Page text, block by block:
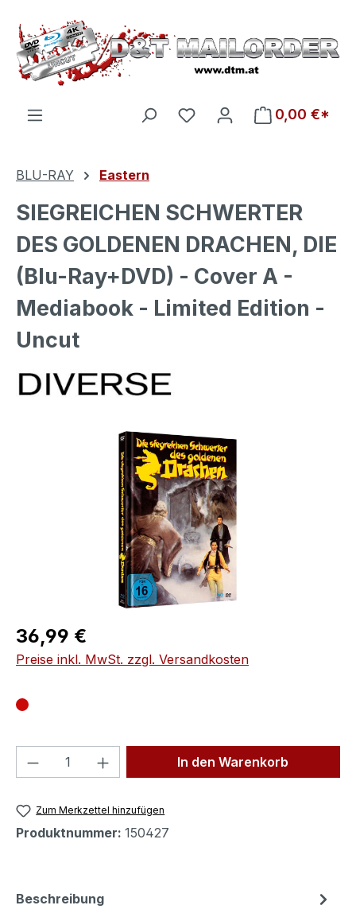
Zum Hauptinhalt springen
Du hast 0 Produkte auf
0,00 €*
BLU-RAY Eastern
SIEGREICHEN SCHWERTER
DES GOLDENEN DRACHEN, DIE
(Blu-Ray+DVD) - Cover A -
Mediabook - Limited Edition -
Uncut
Bildergalerie überspringen
Regulärer Preis:
36,99 €
Preise inkl. MwSt. zzgl. Versandkosten
Produkt Anzahl: Gib denIn den Warenkorb
Zum Merkzettel hinzufügen
Produktnummer: 150427
Beschreibung